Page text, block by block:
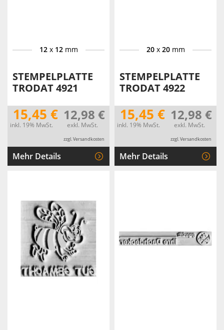
12x 12mm
STEMPELPLATTE
TRODAT 4921
15,45 €
inkl. 19% MwSt.
12,98 €
exkl. MwSt.
zzgl. Versandkosten
Mehr Details
20x 20mm
STEMPELPLATTE
TRODAT 4922
15,45 €
inkl. 19% MwSt.
12,98 €
exkl. MwSt.
zzgl. Versandkosten
Mehr Details